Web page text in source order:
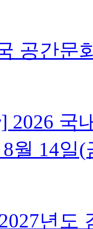
공간문
2026 국
월 14일(
년도